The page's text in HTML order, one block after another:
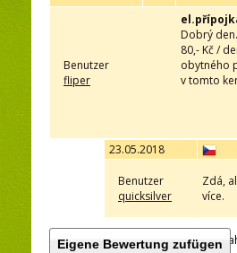
Benutzer
fliper
Dobrý
80,- Kč /
obytného
v tomto
23.05.2018
Benutzer
quicksilver
Zdá,
více.
Eigene Bewertung zufügen